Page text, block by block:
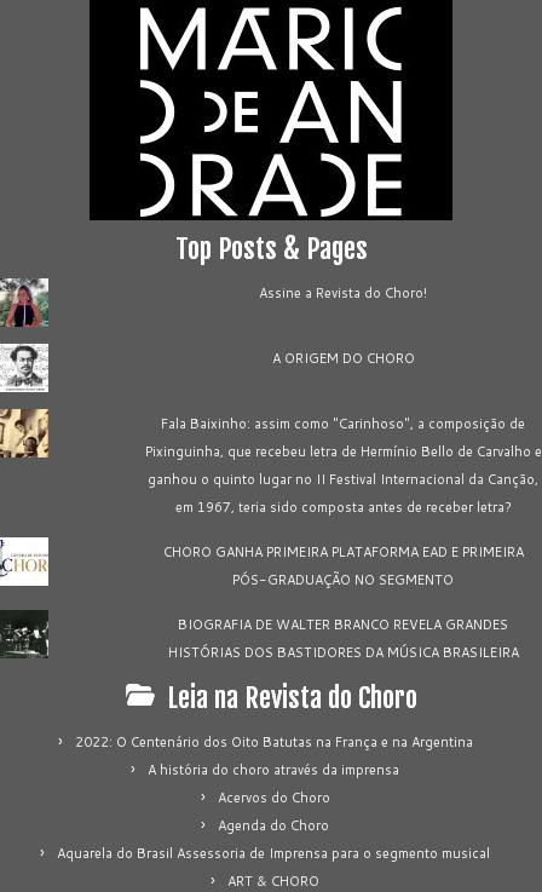
Top Posts & Pages
Assine a Revista do Choro!
A ORIGEM DO CHORO
Fala Baixinho: assim como "Carinhoso", a composição de
Pixinguinha, que recebeu letra de Hermínio Bello de Carvalho e
ganhou o quinto lugar no II Festival Internacional da Canção,
em 1967, teria sido composta antes de receber letra?
CHORO GANHA PRIMEIRA PLATAFORMA EAD E PRIMEIRA
PÓS-GRADUAÇÃO NO SEGMENTO
BIOGRAFIA DE WALTER BRANCO REVELA GRANDES
HISTÓRIAS DOS BASTIDORES DA MÚSICA BRASILEIRA
Leia na Revista do Choro
2022: O Centenário dos Oito Batutas na França e na Argentina
A história do choro através da imprensa
Acervos do Choro
Agenda do Choro
Aquarela do Brasil Assessoria de Imprensa para o segmento musical
ART & CHORO